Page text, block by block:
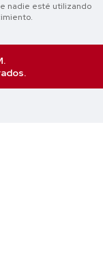
nadie esté utilizando